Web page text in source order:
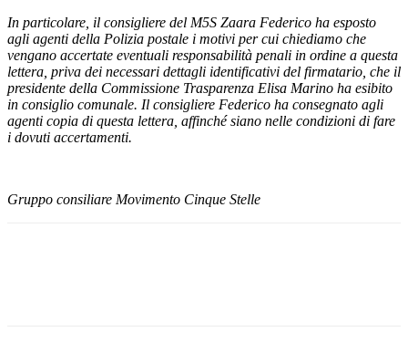
In particolare, il consigliere del M5S Zaara Federico ha esposto
agli agenti della Polizia postale i motivi per cui chiediamo che
vengano accertate eventuali responsabilità penali in ordine a questa
lettera, priva dei necessari dettagli identificativi del firmatario, che il
presidente della Commissione Trasparenza Elisa Marino ha esibito
in consiglio comunale. Il consigliere Federico ha consegnato agli
agenti copia di questa lettera, affinché siano nelle condizioni di fare
i dovuti accertamenti.
Gruppo consiliare Movimento Cinque Stelle